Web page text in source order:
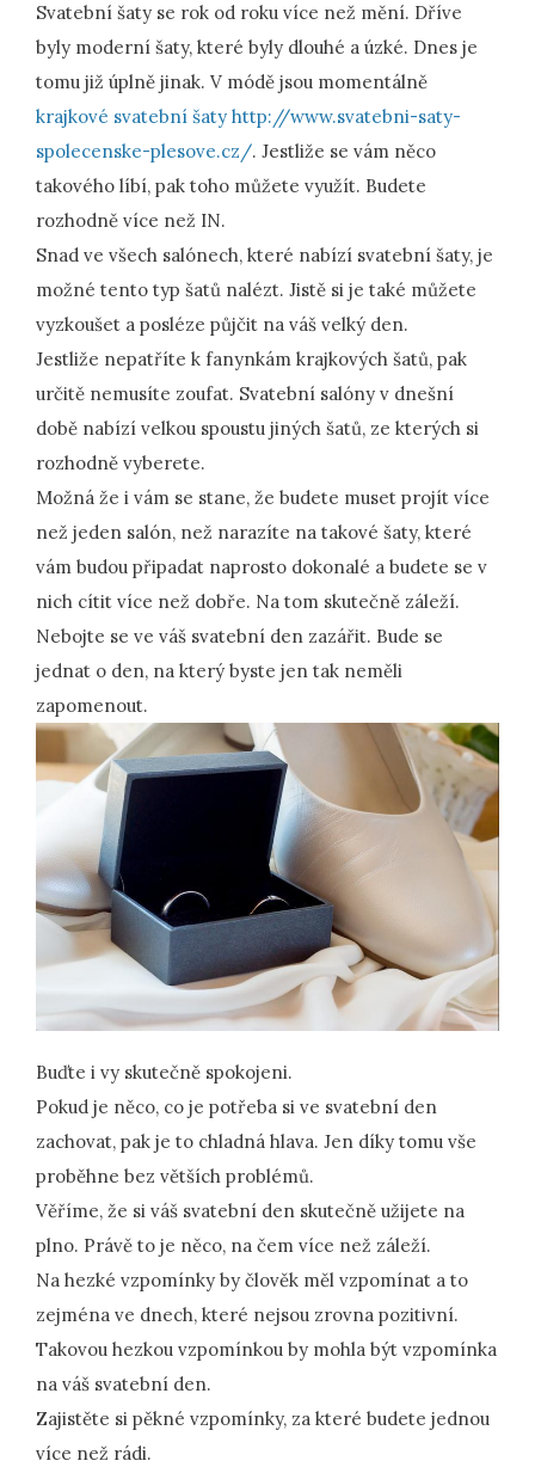
Svatební šaty se rok od roku více než mění. Dříve
byly moderní šaty, které byly dlouhé a úzké. Dnes je
tomu již úplně jinak. V módě jsou momentálně
krajkové svatební šaty http://www.svatebni-saty-
spolecenske-plesove.cz/. Jestliže se vám něco
takového líbí, pak toho můžete využít. Budete
rozhodně více než IN.
Snad ve všech salónech, které nabízí svatební šaty, je
možné tento typ šatů nalézt. Jistě si je také můžete
vyzkoušet a posléze půjčit na váš velký den.
Jestliže nepatříte k fanynkám krajkových šatů, pak
určitě nemusíte zoufat. Svatební salóny v dnešní
době nabízí velkou spoustu jiných šatů, ze kterých si
rozhodně vyberete.
Možná že i vám se stane, že budete muset projít více
než jeden salón, než narazíte na takové šaty, které
vám budou připadat naprosto dokonalé a budete se v
nich cítit více než dobře. Na tom skutečně záleží.
Nebojte se ve váš svatební den zazářit. Bude se
jednat o den, na který byste jen tak neměli
zapomenout.
Buďte i vy skutečně spokojeni.
Pokud je něco, co je potřeba si ve svatební den
zachovat, pak je to chladná hlava. Jen díky tomu vše
proběhne bez větších problémů.
Věříme, že si váš svatební den skutečně užijete na
plno. Právě to je něco, na čem více než záleží.
Na hezké vzpomínky by člověk měl vzpomínat a to
zejména ve dnech, které nejsou zrovna pozitivní.
Takovou hezkou vzpomínkou by mohla být vzpomínka
na váš svatební den.
Zajistěte si pěkné vzpomínky, za které budete jednou
více než rádi.